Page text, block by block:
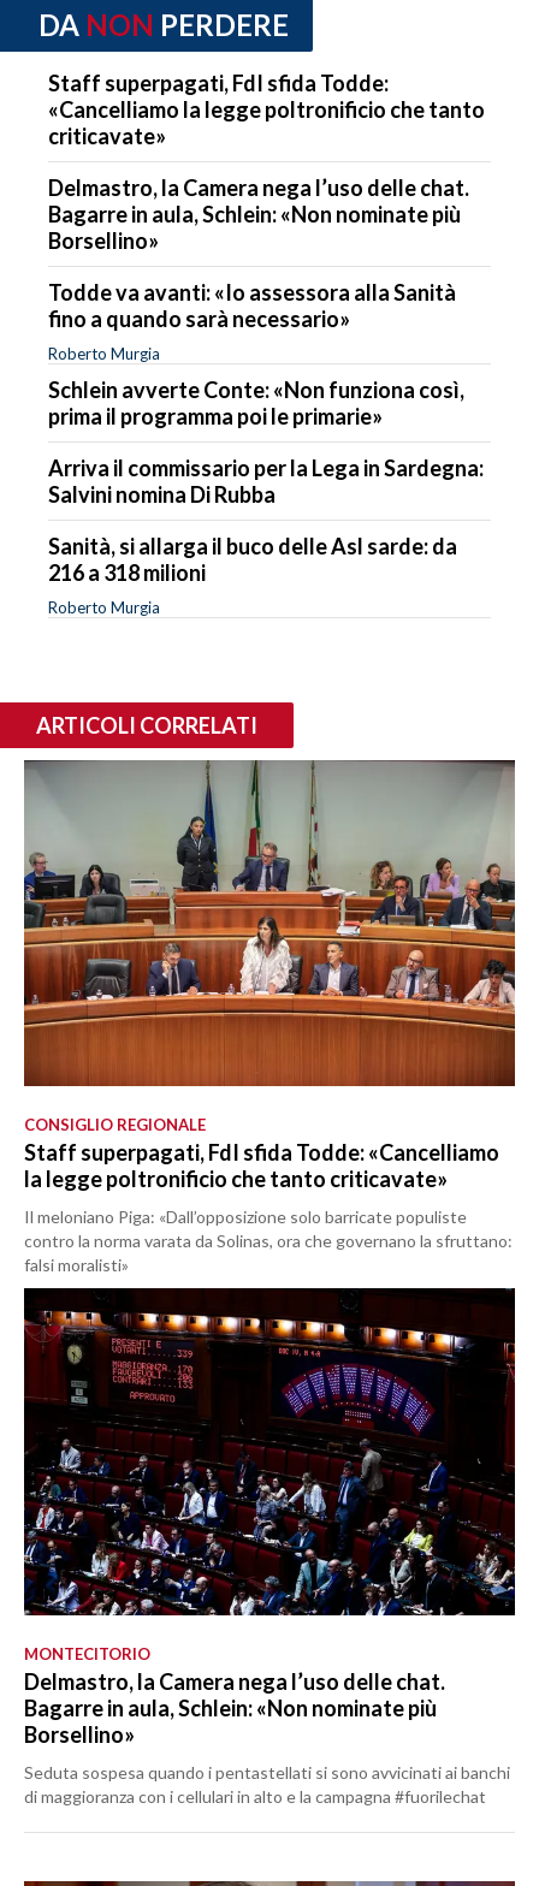
DA NON PERDERE
Staff superpagati, FdI sfida Todde:
«Cancelliamo la legge poltronificio che tanto
criticavate»
Delmastro, la Camera nega l’uso delle chat.
Bagarre in aula, Schlein: «Non nominate più
Borsellino»
Todde va avanti: «Io assessora alla Sanità
fino a quando sarà necessario»
Roberto Murgia
Schlein avverte Conte: «Non funziona così,
prima il programma poi le primarie»
Arriva il commissario per la Lega in Sardegna:
Salvini nomina Di Rubba
Sanità, si allarga il buco delle Asl sarde: da
216 a 318 milioni
Roberto Murgia
ARTICOLI CORRELATI
CONSIGLIO REGIONALE
Staff superpagati, FdI sfida Todde: «Cancelliamo
la legge poltronificio che tanto criticavate»
Il meloniano Piga: «Dall’opposizione solo barricate populiste
contro la norma varata da Solinas, ora che governano la sfruttano:
falsi moralisti»
MONTECITORIO
Delmastro, la Camera nega l’uso delle chat.
Bagarre in aula, Schlein: «Non nominate più
Borsellino»
Seduta sospesa quando i pentastellati si sono avvicinati ai banchi
di maggioranza con i cellulari in alto e la campagna #fuorilechat